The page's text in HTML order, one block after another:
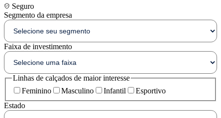
Seguro
Segmento da empresa
Faixa de investimento
Linhas de calçados de maior interesse
Feminino
Masculino Infantil
Esportivo
Estado